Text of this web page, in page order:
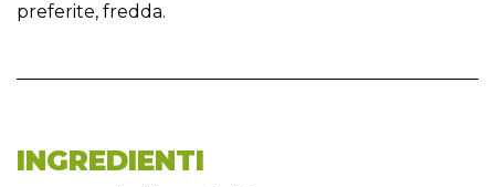
preferite, fredda.
INGREDIENTI